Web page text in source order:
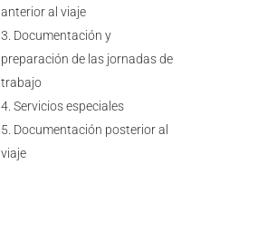
anterior al viaje
Documentación y
preparación de las jornadas de
trabajo
Servicios especiales
Documentación posterior al
viaje